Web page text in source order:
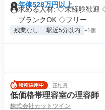
年俸528万円以上
求める人材: ◇未経験歓
ブランクOK ◇フリー...
残業なし 駅近5分以内 +1個
正社員
低価格帯理容室の理容師
株式会社カットツイン